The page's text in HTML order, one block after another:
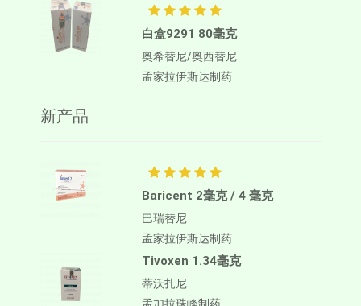
白盒9291 80毫克
奥希替尼/奥西替尼
孟家拉伊斯达制药
新产品
Baricent 2毫克 / 4 毫克
巴瑞替尼
孟家拉伊斯达制药
Tivoxen 1.34毫克
蒂沃扎尼